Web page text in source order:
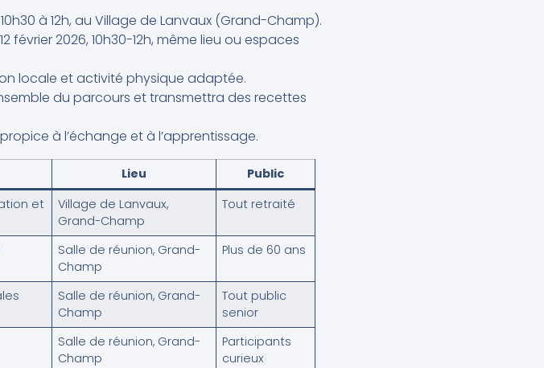
à 12h, au Village de Lanvaux (Grand-Champ).
février 2026, 10h30-12h, même lieu ou espaces
locale et activité physique adaptée.
du parcours et transmettra des recettes
à l’échange et à l’apprentissage.
Lieu
Public
et
Village de Lanvaux,
Grand-Champ
Tout retraité
Salle de réunion, Grand-
Champ
Plus de 60 ans
Salle de réunion, Grand-
Champ
Tout public
senior
Salle de réunion, Grand-
Champ
Participants
curieux